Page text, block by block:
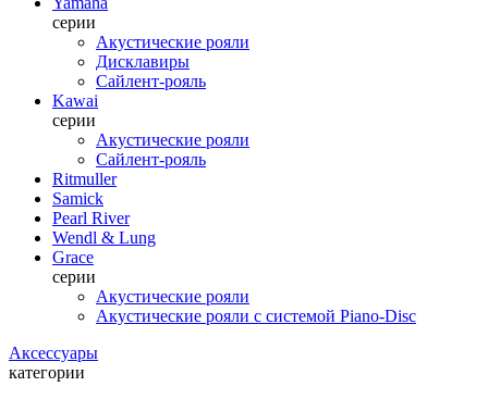
серии
Акустические рояли
Дисклавиры
Сайлент-рояль
Kawai
серии
Акустические рояли
Сайлент-рояль
Ritmuller
Samick
Pearl River
Wendl & Lung
Grace
серии
Акустические рояли
Акустические рояли с системой Piano-Disc
Аксессуары
категории